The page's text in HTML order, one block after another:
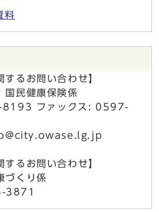
料
するお問い合わせ】
民健康保険係
ファックス: 0597-
するお問い合わせ】
くり係
3871